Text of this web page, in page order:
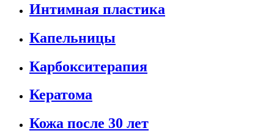
Интимная пластика
Капельницы
Карбокситерапия
Кератома
Кожа после 30 лет